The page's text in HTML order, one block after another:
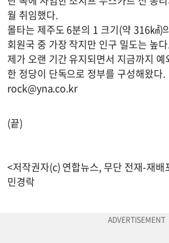
월 취임했다.
몰타는 제주도 6분의 1 크기(약 316㎢)
회원국 중 가장 작지만 인구 밀도는 높
제가 오랜 기간 유지되면서 지금까지
한 정당이 단독으로 정부를 구성해왔다.
rock@yna.co.kr
(끝)
<저작권자(c) 연합뉴스, 무단 전재-재
민경락